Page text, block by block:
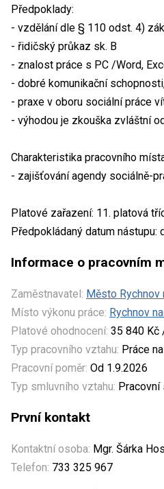
Předpoklady:
- vzdělání dle § 110 odst. 4)
- řidičský průkaz sk. B
- znalost práce s PC /Word,
- dobré komunikační
- praxe v oboru sociální práce
- výhodou je zkouška zvláštní
Charakteristika pracovního
- zajišťování agendy sociálně-
Platové zařazení: 11. platová
Předpokládaný datum nástupu:
Informace o pracovním
Zaměstnavatel: Město Rychnov
Místo výkonu práce: Rychnov
Platové ohodnocení: 35 840 Kč
Typ pracovního vztahu: Práce
Pracovní poměr: Od 1.9.2026
Typ smluvního vztahu: Pracovní
První kontakt
Kontaktní osoba: Mgr. Šárka
Telefon: 733 325 967